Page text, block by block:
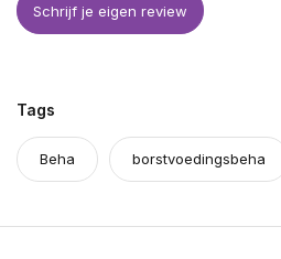
Schrijf je eigen review
Tags
Beha borstvoedingsbeha